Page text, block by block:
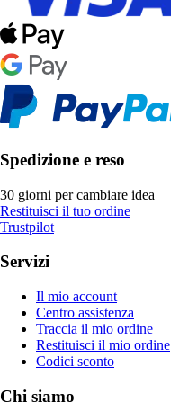
Spedizione e reso
30 giorni per cambiare idea
Restituisci il tuo ordine
Trustpilot
Servizi
Il mio account
Centro assistenza
Traccia il mio ordine
Restituisci il mio ordine
Codici sconto
Chi siamo